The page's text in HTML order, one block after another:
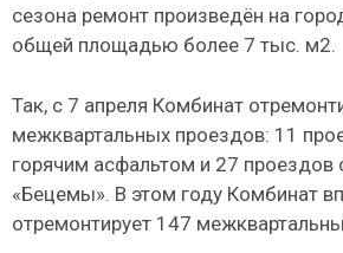
сезона ремонт произведён на
общей площадью более 7 тыс. м2.
Так, с 7 апреля Комбинат
межквартальных проездов: 11
горячим асфальтом и 27
«Бецемы». В этом году Комбинат
отремонтирует 147